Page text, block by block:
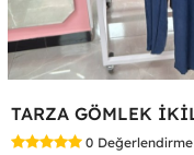
0 Değerlendirme